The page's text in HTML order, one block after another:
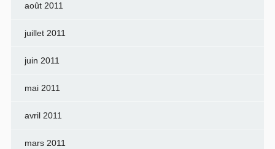
août 2011
juillet 2011
juin 2011
mai 2011
avril 2011
mars 2011